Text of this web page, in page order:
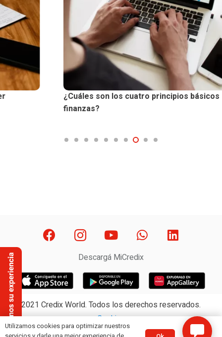
¿Cuáles son los cuatro principios básicos de las
Descargá MiCredix
2021 Credix World. Todos los derechos reservados.
Cookies
Privacidad
Utilizamos cookies para optimizar nuestros